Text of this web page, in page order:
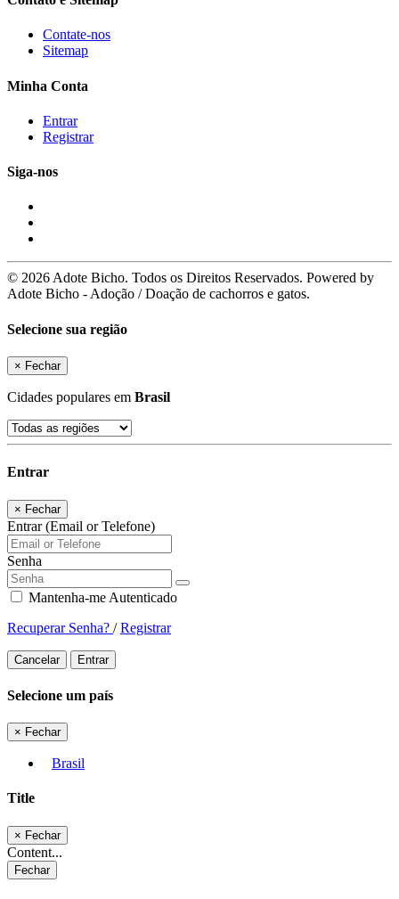
Contate-nos
Sitemap
Minha Conta
Entrar
Registrar
Siga-nos
© 2026 Adote Bicho. Todos os Direitos Reservados. Powered by
Adote Bicho - Adoção / Doação de cachorros e gatos.
Selecione sua região
× Fechar
Cidades populares em Brasil
Entrar
× Fechar
Entrar (Email or Telefone)
Senha
Mantenha-me Autenticado
Recuperar Senha? /Registrar
Cancelar Entrar
Selecione um país
× Fechar
Brasil
Title
× Fechar
Content...
Fechar